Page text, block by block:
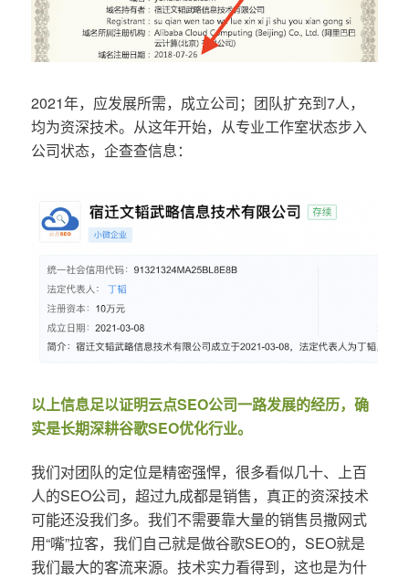
2021年，应发展所需，成立公司；团队扩充到7人，
均为资深技术。从这年开始，从专业工作室状态步入
公司状态，企查查信息：
以上信息足以证明云点SEO公司一路发展的经历，确
实是长期深耕谷歌SEO优化行业。
我们对团队的定位是精密强悍，很多看似几十、上百
人的SEO公司，超过九成都是销售，真正的资深技术
可能还没我们多。我们不需要靠大量的销售员撒网式
用“嘴”拉客，我们自己就是做谷歌SEO的，SEO就是
我们最大的客流来源。技术实力看得到，这也是为什